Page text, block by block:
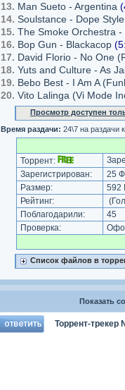
13. Man Sueto - Argentina
14. Soulstance - Dope Style
15. The Smoke Orchestra -
16. Bop Gun - Blackacop
17. David Florio - No One
18. Yuts and Culture - As
19. Bebo Best - I Am A
20. Vito Lalinga (Vi Mode
Просмотр доступен
Время раздачи: 24\7 на раздачи
Торрент:
Зарегистрирован:
25
Размер:
592
Рейтинг:
Поблагодарили:
45
Проверка:
Список файлов в
Показать
Торрент-трекер